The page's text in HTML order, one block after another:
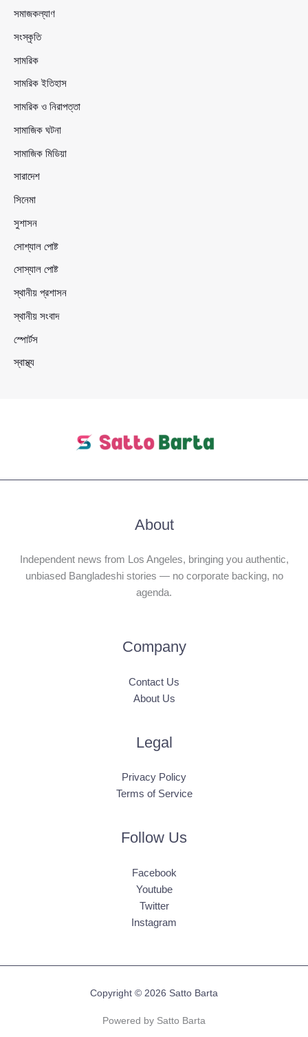
সমাজকল্যাণ
সংস্কৃতি
সামরিক
সামরিক ইতিহাস
সামরিক ও নিরাপত্তা
সামাজিক ঘটনা
সামাজিক মিডিয়া
সারাদেশ
সিনেমা
সুশাসন
সোশ্যাল পোষ্ট
সোস্যাল পোষ্ট
স্থানীয় প্রশাসন
স্থানীয় সংবাদ
স্পোর্টস
স্বাস্থ্য
About
Independent news from Los Angeles, bringing you authentic,
unbiased Bangladeshi stories — no corporate backing, no
agenda.
Company
Contact Us
About Us
Legal
Privacy Policy
Terms of Service
Follow Us
Facebook
Youtube
Twitter
Instagram
Copyright © 2026 Satto Barta
Powered by Satto Barta